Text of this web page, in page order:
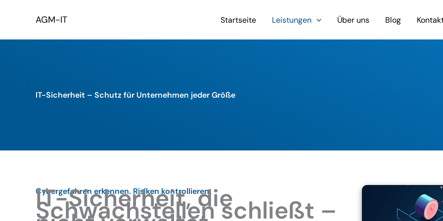
AGM-IT Startseite Leistungen Über uns Blog
IT-Sicherheit – Schutz für Unternehmen jeder Größe
Cybergefahren erkennen. Risiken kontrollieren.
IT-Sicherheit, die
Schwachstellen schließt –